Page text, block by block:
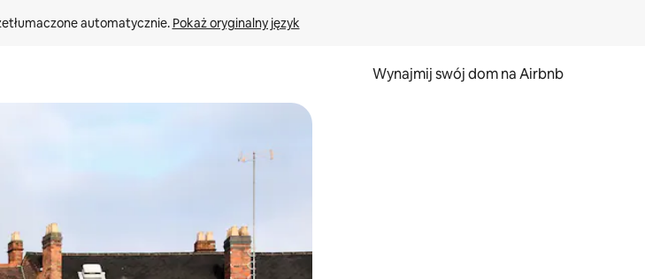
automatycznie. Pokaż oryginalny język
Wynajmij swój dom na Airbnb